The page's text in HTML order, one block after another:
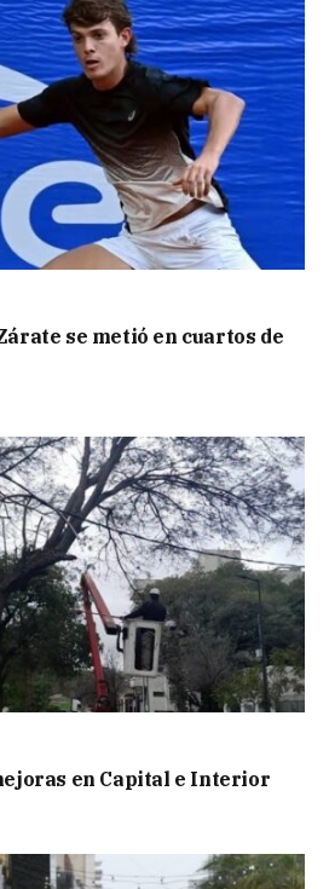
se metió en cuartos de
en Capital e Interior